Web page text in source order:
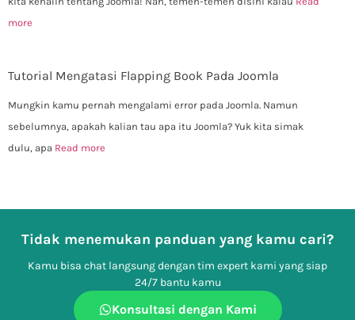
more
Tutorial Mengatasi Flapping Book Pada Joomla
Mungkin kamu pernah mengalami error pada Joomla. Namun
sebelumnya, apakah kalian tau apa itu Joomla? Yuk kita simak
dulu, apa Read more
Tidak menemukan panduan yang kamu cari?
Kamu bisa chat langsung dengan tim expert kami yang siap
24/7 bantu kamu
Konsultasi dengan Kami